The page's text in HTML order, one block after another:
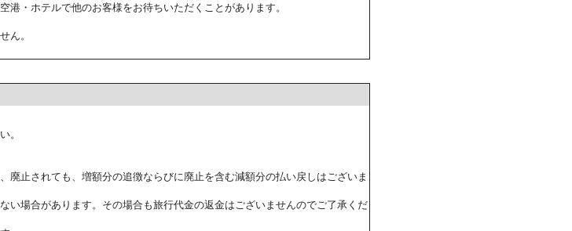
港・ホテルで他のお客様をお待ちいただくことがあります。
ん。
。
廃止されても、増額分の追徴ならびに廃止を含む減額分の払い戻しはございま
い場合があります。その場合も旅行代金の返金はございませんのでご了承くだ